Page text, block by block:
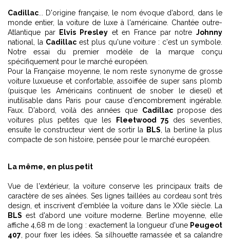
Cadillac ... D'origine française, le nom évoque d'abord, dans le
monde entier, la voiture de luxe à l'américaine. Chantée outre-
Atlantique par
Elvis Presley et en France par notreJohnny
national, la Cadillacest plus qu'une voiture : c'est un symbole.
Notre essai du premier modèle de la marque conçu
spécifiquement pour le marché européen.
Pour la Française moyenne, le nom reste synonyme de grosse
voiture luxueuse et confortable, assoiffée de super sans plomb
(puisque les Américains continuent de snober le diesel) et
inutilisable dans Paris pour cause d'encombrement ingérable.
Faux. D'abord, voilà des années que Cadillacpropose des
voitures plus petites que les
Fleetwood 75 des seventies,
ensuite le constructeur vient de sortir la
BLS , la berline la plus
compacte de son histoire, pensée pour le marché européen.
La même, en plus petit
Vue de l'extérieur, la voiture conserve les principaux traits de
caractère de ses aînées. Ses lignes taillées au cordeau sont très
design, et inscrivent d'emblée la voiture dans le XXIe siècle. La
BLS est d'abord une voiture moderne. Berline moyenne, elle
affiche 4,68 m de long : exactement la longueur d'une Peugeot
407 , pour fixer les idées. Sa silhouette ramassée et sa calandre